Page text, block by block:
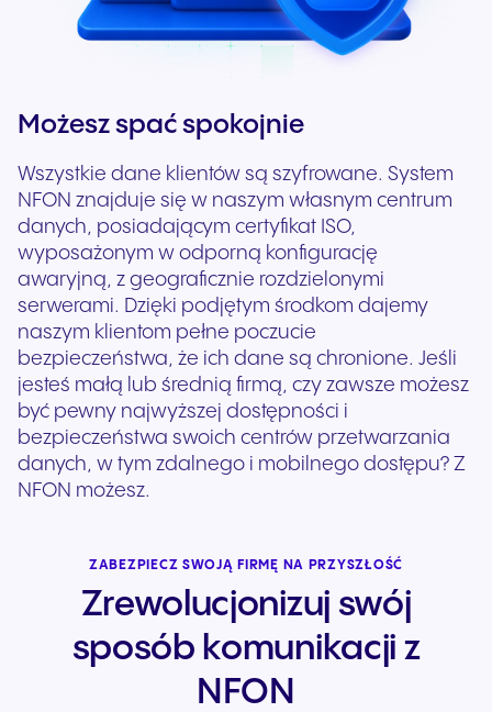
Możesz spać spokojnie
Wszystkie dane klientów są szyfrowane. System
NFON znajduje się w naszym własnym centrum
danych, posiadającym certyfikat ISO,
wyposażonym w odporną konfigurację
awaryjną, z geograficznie rozdzielonymi
serwerami. Dzięki podjętym środkom dajemy
naszym klientom pełne poczucie
bezpieczeństwa, że ich dane są chronione. Jeśli
jesteś małą lub średnią firmą, czy zawsze możesz
być pewny najwyższej dostępności i
bezpieczeństwa swoich centrów przetwarzania
danych, w tym zdalnego i mobilnego dostępu? Z
NFON możesz.
ZABEZPIECZ SWOJĄ FIRMĘ NA PRZYSZŁOŚĆ
Zrewolucjonizuj swój
sposób komunikacji z
NFON